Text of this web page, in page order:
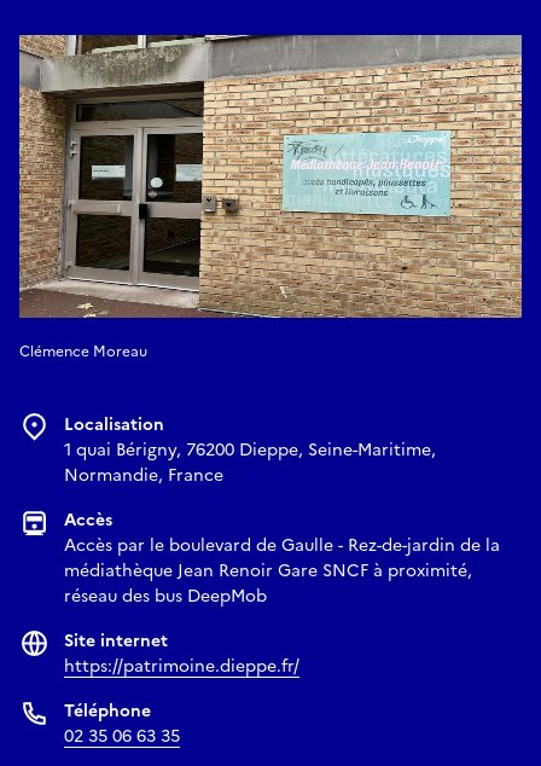
Clémence Moreau
Localisation
1 quai Bérigny, 76200 Dieppe, Seine-Maritime,
Normandie, France
Accès
Accès par le boulevard de Gaulle - Rez-de-jardin de la
médiathèque Jean Renoir Gare SNCF à proximité,
réseau des bus DeepMob
Site internet
https://patrimoine.dieppe.fr/
Téléphone
02 35 06 63 35